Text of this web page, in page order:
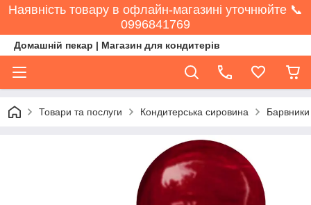
Наявність товару в офлайн-магазині уточнюйте 📞
0996841769
Домашній пекар | Магазин для кондитерів
Товари та послуги Кондитерська сировина